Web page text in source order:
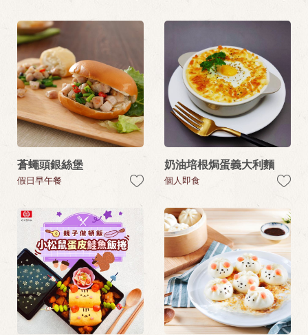
蒼蠅頭銀絲堡
假日早午餐
奶油培根焗蛋義大利麵
個人即食